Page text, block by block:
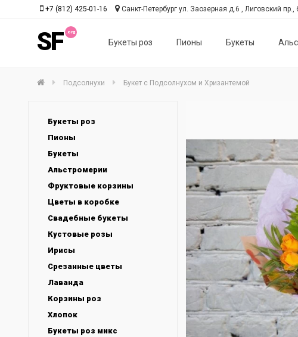
SF Букеты роз Пионы Букеты
+7 (812) 425-01-16 Санкт-Петербург ул. Заозерная д.6 , Лиговский пр.,
Подсолнухи Букет с Подсолнухом и Хризантемой
Букеты роз
Пионы
Букеты
Альстромерии
Фруктовые корзины
Цветы в коробке
Свадебные букеты
Кустовые розы
Ирисы
Срезанные цветы
Лаванда
Корзины роз
Хлопок
Букеты роз микс